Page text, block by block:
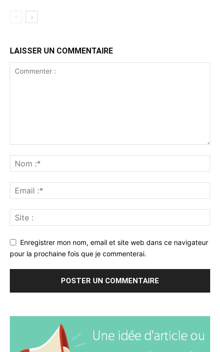
LAISSER UN COMMENTAIRE
Enregistrer mon nom, email et site web dans ce navigateur
pour la prochaine fois que je commenterai.